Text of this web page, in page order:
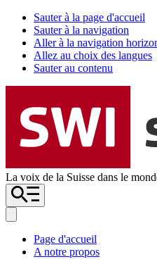
Sauter à la page d'accueil
Sauter à la navigation
Aller à la navigation
Allez au choix des langues
Sauter au contenu
La voix de la Suisse dans le
Page d'accueil
A notre propos